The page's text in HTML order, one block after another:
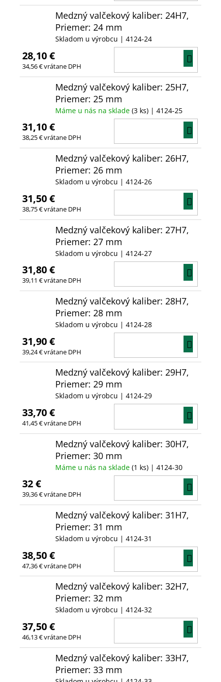
Medzný valčekový kaliber: 24H7,
Priemer: 24 mm
Skladom u výrobcu | 4124-24
28,10 €
34,56 € vrátane DPH
Medzný valčekový kaliber: 25H7,
Priemer: 25 mm
Máme u nás na sklade (3 ks) | 4124-25
31,10 €
38,25 € vrátane DPH
Medzný valčekový kaliber: 26H7,
Priemer: 26 mm
Skladom u výrobcu | 4124-26
31,50 €
38,75 € vrátane DPH
Medzný valčekový kaliber: 27H7,
Priemer: 27 mm
Skladom u výrobcu | 4124-27
31,80 €
39,11 € vrátane DPH
Medzný valčekový kaliber: 28H7,
Priemer: 28 mm
Skladom u výrobcu | 4124-28
31,90 €
39,24 € vrátane DPH
Medzný valčekový kaliber: 29H7,
Priemer: 29 mm
Skladom u výrobcu | 4124-29
33,70 €
41,45 € vrátane DPH
Medzný valčekový kaliber: 30H7,
Priemer: 30 mm
Máme u nás na sklade (1 ks) | 4124-30
32 €
39,36 € vrátane DPH
Medzný valčekový kaliber: 31H7,
Priemer: 31 mm
Skladom u výrobcu | 4124-31
38,50 €
47,36 € vrátane DPH
Medzný valčekový kaliber: 32H7,
Priemer: 32 mm
Skladom u výrobcu | 4124-32
37,50 €
46,13 € vrátane DPH
Medzný valčekový kaliber: 33H7,
Priemer: 33 mm